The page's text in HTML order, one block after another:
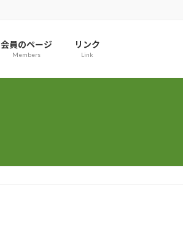
会員のページ
Members
リンク
Link